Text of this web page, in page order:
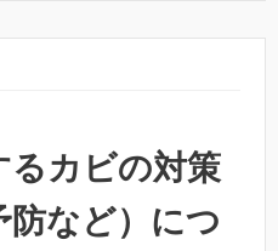
るカビの対策
防など）につ